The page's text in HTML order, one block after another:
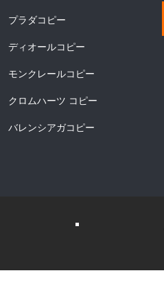
プラダコピー
ディオールコピー
モンクレールコピー
クロムハーツ コピー
バレンシアガコピー